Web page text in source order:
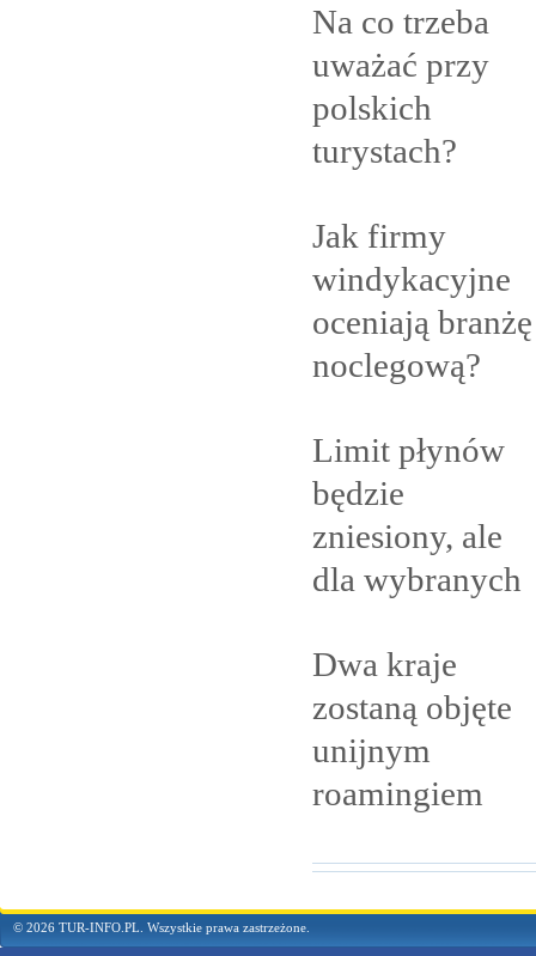
Na co trzeba
uważać przy
polskich
turystach?
Jak firmy
windykacyjne
oceniają branżę
noclegową?
Limit płynów
będzie
zniesiony, ale
dla wybranych
Dwa kraje
zostaną objęte
unijnym
roamingiem
© 2026 TUR-INFO.PL. Wszystkie prawa zastrzeżone.